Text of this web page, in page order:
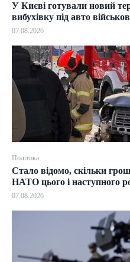
У Києві готували новий
вибухівку під авто
07.08.2026
Політика
Стало відомо, скільки
НАТО цього і наступного
07.08.2026